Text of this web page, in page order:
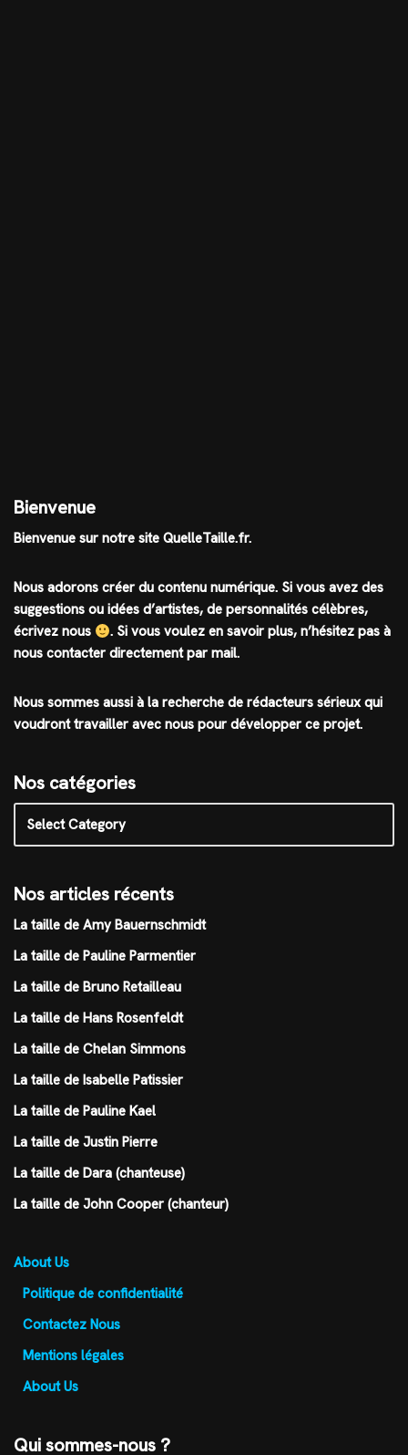
Bienvenue
Bienvenue sur notre site QuelleTaille.fr.
Nous adorons créer du contenu numérique. Si vous avez des
suggestions ou idées d’artistes, de personnalités célèbres,
écrivez nous
. Si vous voulez en savoir plus, n’hésitez pas à
nous contacter directement par mail.
Nous sommes aussi à la recherche de rédacteurs sérieux qui
voudront travailler avec nous pour développer ce projet.
Nos catégories
Nos articles récents
La taille de Amy Bauernschmidt
La taille de Pauline Parmentier
La taille de Bruno Retailleau
La taille de Hans Rosenfeldt
La taille de Chelan Simmons
La taille de Isabelle Patissier
La taille de Pauline Kael
La taille de Justin Pierre
La taille de Dara (chanteuse)
La taille de John Cooper (chanteur)
About Us
Politique de confidentialité
Contactez Nous
Mentions légales
About Us
Qui sommes-nous ?